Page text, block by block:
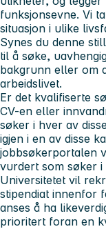
funksjonsevne. Vi
situasjon i ulike
Synes du denne
til å søke,
bakgrunn eller om
arbeidslivet.
Er det kvalifiserte
CV-en eller
søker i hver av
igjen i en av disse
jobbsøkerportalen
vurdert som søker i
Universitetet vil
stipendiat innenfor
anses å ha
prioritert foran en